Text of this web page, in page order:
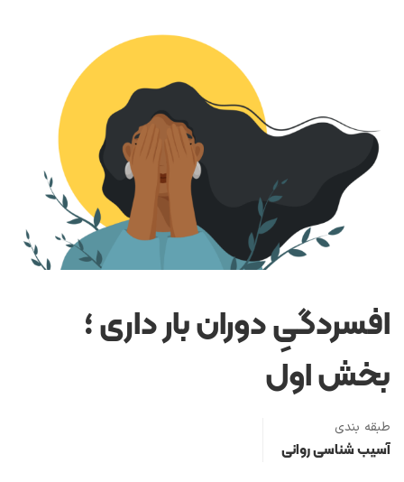
افسردگیِ دوران بار داری ؛
بخش اول
طبقه بندی
آسیب شناسی روانی